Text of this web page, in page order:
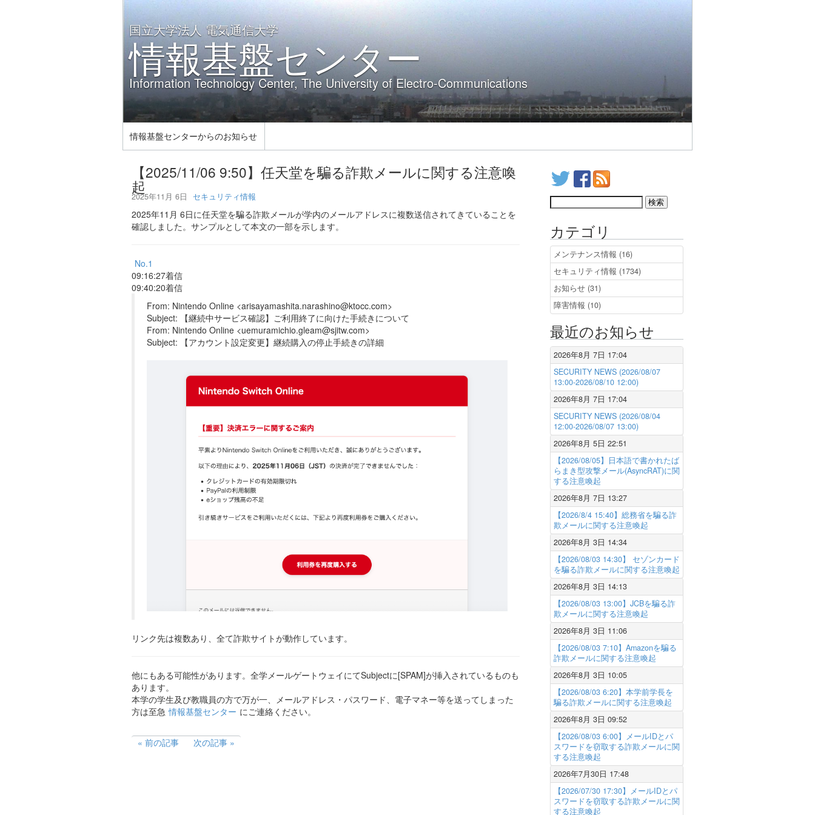
国立大学法人 電気通信大学
情報基盤センター
Information Technology Center, The University of Electro-Communications
情報基盤センターからのお知らせ
【2025/11/06 9:50】任天堂を騙る詐欺メールに関する注意喚
起
2025年11月 6日 セキュリティ情報
2025年11月 6日に任天堂を騙る詐欺メールが学内のメールアドレスに複数送信されてきていることを
確認しました。サンプルとして本文の一部を示します。
No.1
09:16:27着信
09:40:20着信
From: Nintendo Online <arisayamashita.narashino@ktocc.com>
Subject: 【継続中サービス確認】ご利用終了に向けた手続きについて
From: Nintendo Online <uemuramichio.gleam@sjitw.com>
Subject: 【アカウント設定変更】継続購入の停止手続きの詳細
リンク先は複数あり、全て詐欺サイトが動作しています。
他にもある可能性があります。全学メールゲートウェイにてSubjectに[SPAM]が挿入されているものも
あります。
本学の学生及び教職員の方で万が一、メールアドレス・パスワード、電子マネー等を送ってしまった
方は至急 情報基盤センター にご連絡ください。
前の記事 次の記事
カテゴリ
メンテナンス情報 (16)
セキュリティ情報 (1734)
お知らせ (31)
障害情報 (10)
最近のお知らせ
2026年8月 7日 17:04
SECURITY NEWS (2026/08/07
13:00-2026/08/10 12:00)
2026年8月 7日 17:04
SECURITY NEWS (2026/08/04
12:00-2026/08/07 13:00)
2026年8月 5日 22:51
【2026/08/05】日本語で書かれたば
らまき型攻撃メール(AsyncRAT)に関
する注意喚起
2026年8月 7日 13:27
【2026/8/4 15:40】総務省を騙る詐
欺メールに関する注意喚起
2026年8月 3日 14:34
【2026/08/03 14:30】 セゾンカード
を騙る詐欺メールに関する注意喚起
2026年8月 3日 14:13
【2026/08/03 13:00】JCBを騙る詐
欺メールに関する注意喚起
2026年8月 3日 11:06
【2026/08/03 7:10】Amazonを騙る
詐欺メールに関する注意喚起
2026年8月 3日 10:05
【2026/08/03 6:20】本学前学長を
騙る詐欺メールに関する注意喚起
2026年8月 3日 09:52
【2026/08/03 6:00】メールIDとパ
スワードを窃取する詐欺メールに関
する注意喚起
2026年7月30日 17:48
【2026/07/30 17:30】メールIDとパ
スワードを窃取する詐欺メールに関
する注意喚起